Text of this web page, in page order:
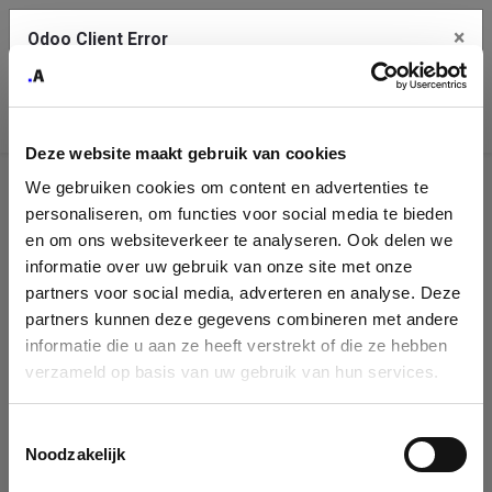
Deze website maakt gebruik van cookies
We gebruiken cookies om content en advertenties te
personaliseren, om functies voor social media te bieden
en om ons websiteverkeer te analyseren. Ook delen we
informatie over uw gebruik van onze site met onze
partners voor social media, adverteren en analyse. Deze
partners kunnen deze gegevens combineren met andere
informatie die u aan ze heeft verstrekt of die ze hebben
verzameld op basis van uw gebruik van hun services.
Noodzakelijk
Company
Identification
Please fill in your company details
You can search a company in our database by name, VAT or
enterprise ID. When a company is selected it will auto-complete the
form. If you don't find your company in our database, you can create
Odoo Client Error ×
service.
See details
Ok